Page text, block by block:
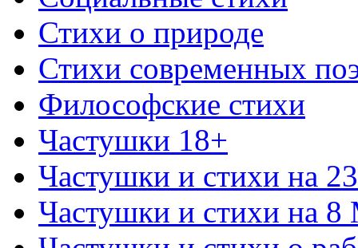
Стихи о природе
Стихи современных
Философские стихи
Частушки 18+
Частушки и стихи на
Частушки и стихи на 8